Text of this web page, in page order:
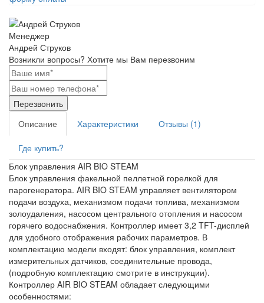
Менеджер
Андрей Струков
Возникли вопросы? Хотите мы Вам перезвоним
Перезвонить
Описание
Характеристики Отзывы (1)
Где купить?
Блок управления AIR BIO STEAM
Блок управления факельной пеллетной горелкой для
парогенератора. AIR BIO STEAM управляет вентилятором
подачи воздуха, механизмом подачи топлива, механизмом
золоудаления, насосом центрального отопления и насосом
горячего водоснабжения. Контроллер имеет 3,2 TFT-дисплей
для удобного отображения рабочих параметров. В
комплектацию модели входят: блок управления, комплект
измерительных датчиков, соединительные провода,
(подробную комплектацию смотрите в инструкции).
Контроллер AIR BIO STEAM обладает следующими
особенностями: